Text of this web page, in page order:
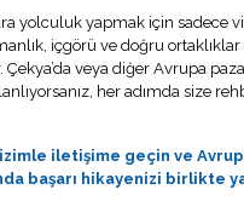
yolculuk yapmak için sadece
içgörü ve doğru ortaklıklar
Çekya’da veya diğer Avrupa
her adımda size
iletişime geçin ve
başarı hikayenizi birlikte